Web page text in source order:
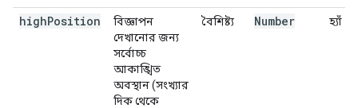
highPosition
বিজ্ঞাপন
দেখানোর জন্য
সর্বোচ্চ
আকাঙ্খিত
অবস্থান (সংখ্যার
দিক থেকে
বৈশিষ্ট্য Number হ্যাঁ